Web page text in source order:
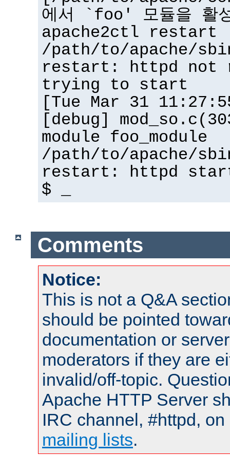
에서 `foo' 모듈을 활
apache2ctl restart
/path/to/apache/
restart: httpd not
trying to start
[Tue Mar 31
[debug]
module foo_module
/path/to/apache/
restart: httpd
$ _
Comments
Notice:
This is not a Q&A
should be pointed
documentation or
moderators if they are
invalid/off-topic.
Apache HTTP Server
IRC channel, #httpd,
mailing lists.